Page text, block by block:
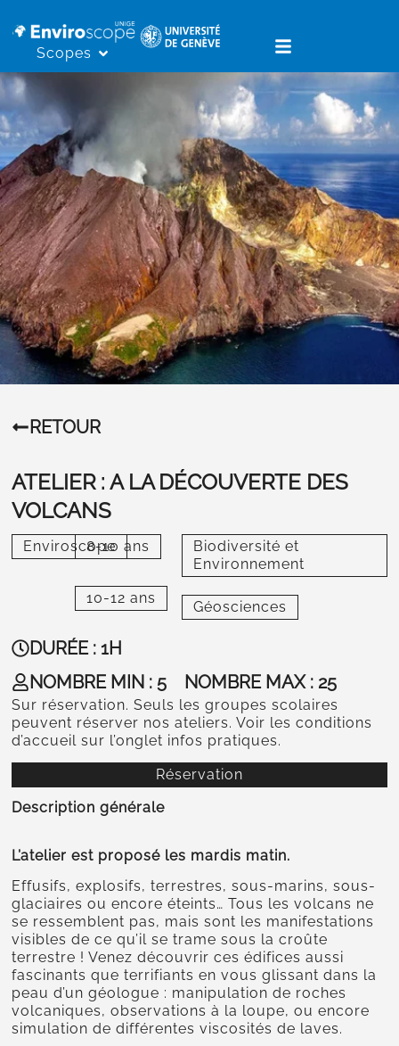
Scopes
RETOUR
ATELIER : A LA DÉCOUVERTE DES
VOLCANS
Enviroscope8-10 ans
10-12 ans
Biodiversité et
Environnement
Géosciences
DURÉE : 1H
NOMBRE MIN : 5
NOMBRE MAX : 25
Sur réservation. Seuls les groupes scolaires
peuvent réserver nos ateliers. Voir les conditions
d’accueil sur l’onglet infos pratiques.
Réservation
Description générale
L’atelier est proposé les mardis matin.
Effusifs, explosifs, terrestres, sous-marins, sous-
glaciaires ou encore éteints… Tous les volcans ne
se ressemblent pas, mais sont les manifestations
visibles de ce qu’il se trame sous la croûte
terrestre ! Venez découvrir ces édifices aussi
fascinants que terrifiants en vous glissant dans la
peau d’un géologue : manipulation de roches
volcaniques, observations à la loupe, ou encore
simulation de différentes viscosités de laves.